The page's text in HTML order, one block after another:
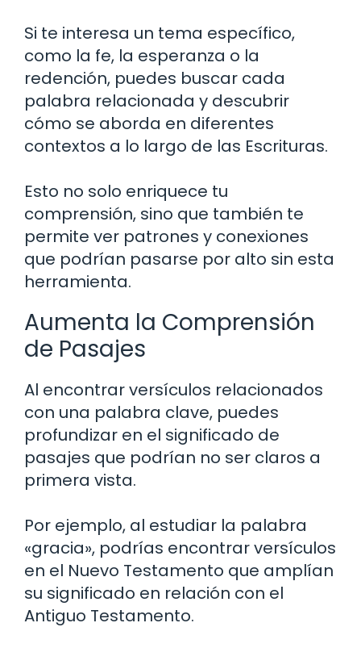
Si te interesa un tema específico,
como la fe, la esperanza o la
redención, puedes buscar cada
palabra relacionada y descubrir
cómo se aborda en diferentes
contextos a lo largo de las Escrituras.
Esto no solo enriquece tu
comprensión, sino que también te
permite ver patrones y conexiones
que podrían pasarse por alto sin esta
herramienta.
Aumenta la Comprensión
de Pasajes
Al encontrar versículos relacionados
con una palabra clave, puedes
profundizar en el significado de
pasajes que podrían no ser claros a
primera vista.
Por ejemplo, al estudiar la palabra
«gracia», podrías encontrar versículos
en el Nuevo Testamento que amplían
su significado en relación con el
Antiguo Testamento.